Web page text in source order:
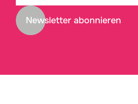
Newsletter abonnieren